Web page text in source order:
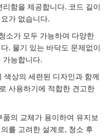
함을 제공합니다. 코드 길이
가 없습니다.
소가 모두 가능하여 다양한
. 물기 있는 바닥도 문제없이
가능합니다.
색상의 세련된 디자인과 함께
사용하기에 적합한 견고한
품의 교체가 용이하여 유지보
를 고려한 설계로, 청소 후